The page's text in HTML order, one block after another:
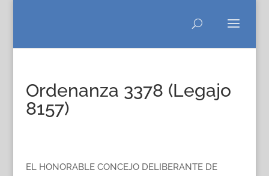
Ordenanza 3378 (Legajo
8157)
EL HONORABLE CONCEJO DELIBERANTE DE